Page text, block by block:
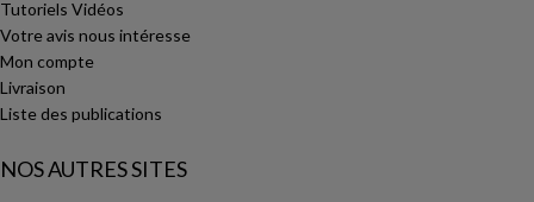
Tutoriels Vidéos
Votre avis nous intéresse
Mon compte
Livraison
Liste des publications
NOS AUTRES SITES